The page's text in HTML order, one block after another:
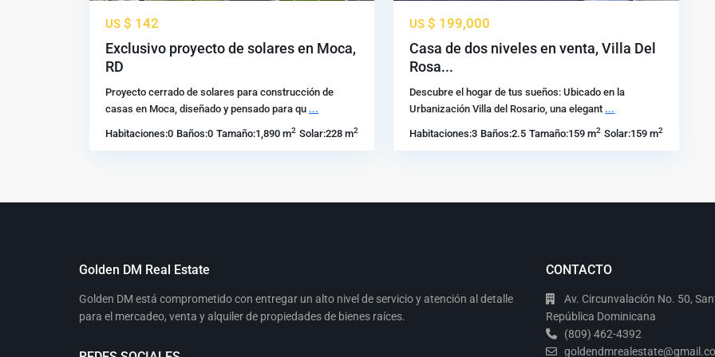
US $ 142
Exclusivo proyecto de solares en Moca,
RD
Proyecto cerrado de solares para construcción de
casas en Moca, diseñado y pensado para qu ...
Habitaciones:0 Baños:0 Tamaño:1,890 m2 Solar:228 m2
US $ 199,000
Casa de dos niveles en venta, Villa Del
Rosa...
Descubre el hogar de tus sueños: Ubicado en la
Urbanización Villa del Rosario, una elegant ...
Habitaciones:3 Baños:2.5 Tamaño:159 m2 Solar:159 m2
Golden DM Real Estate
Golden DM está comprometido con entregar un alto nivel de servicio y atención al detalle
para el mercadeo, venta y alquiler de propiedades de bienes raíces.
CONTACTO
Av. Circunvalación No. 50,
República Dominicana
(809) 462-4392